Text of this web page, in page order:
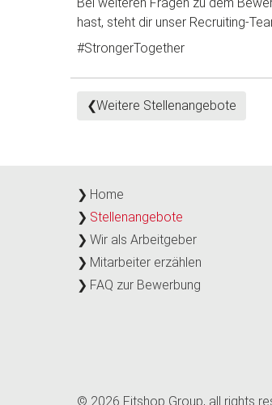
hast, steht dir unser Recruiting-
#StrongerTogether
Weitere Stellenangebote
Home
Stellenangebote
Wir als Arbeitgeber
Mitarbeiter erzählen
FAQ zur Bewerbung
© 2026 Fitshop Group, all rights